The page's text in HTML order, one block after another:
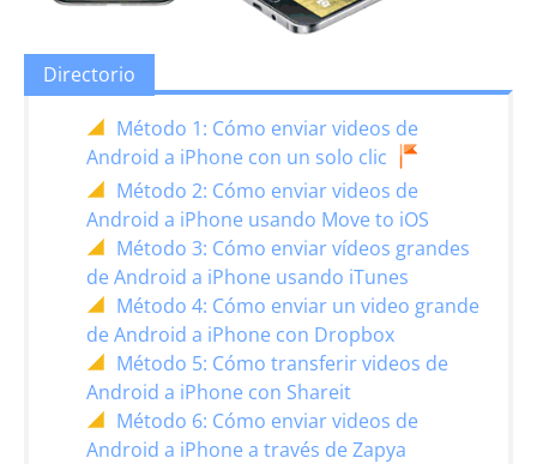
Directorio
Método 1: Cómo enviar videos de
Android a iPhone con un solo clic
Método 2: Cómo enviar videos de
Android a iPhone usando Move to iOS
Método 3: Cómo enviar vídeos grandes
de Android a iPhone usando iTunes
Método 4: Cómo enviar un video grande
de Android a iPhone con Dropbox
Método 5: Cómo transferir videos de
Android a iPhone con Shareit
Método 6: Cómo enviar videos de
Android a iPhone a través de Zapya